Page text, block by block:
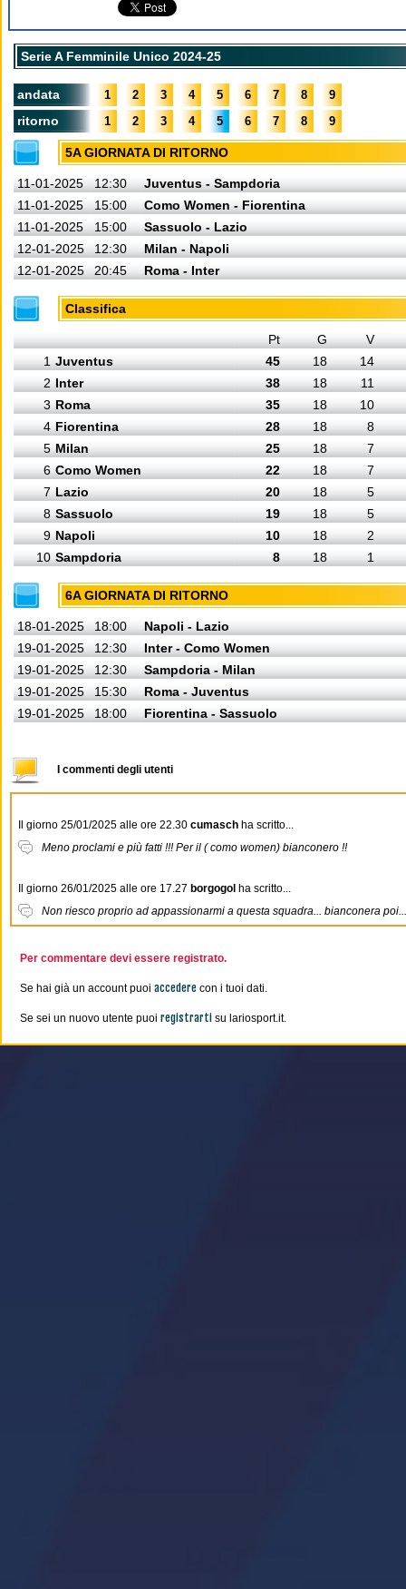
Serie A Femminile Unico 2024-25
andata 1 2 3 4 5 6 7 8 9
ritorno 1 2 3 4 5 6 7 8 9
5A GIORNATA DI RITORNO
11-01-2025 12:30
Juventus - Sampdoria
11-01-2025
15:00
Como Women - Fiorentina
11-01-2025
15:00
Sassuolo - Lazio
12-01-2025
12:30
Milan - Napoli
12-01-2025
20:45 Roma - Inter
Classifica
Pt G
V
1 Juventus 45 18
14
2 Inter 38 18
11
3 Roma 35 18
10
4 Fiorentina 28 18
8
5 Milan 25 18
7
6 Como Women 22 18
7
7 Lazio 20 18
5
8 Sassuolo 19 18
5
9 Napoli 10 18
2
10 Sampdoria 8 18 1
6A GIORNATA DI RITORNO
18-01-2025 18:00
Napoli - Lazio
19-01-2025
12:30
Inter - Como Women
19-01-2025
12:30
Sampdoria - Milan
19-01-2025
15:30
Roma - Juventus
19-01-2025
18:00 Fiorentina - Sassuolo
I commenti degli utenti
Il giorno 25/01/2025 alle ore 22.30 cumasch ha scritto...
Meno proclami e più fatti !!! Per il ( como women) bianconero !!
Il giorno 26/01/2025 alle ore 17.27 borgogol ha scritto...
Non riesco proprio ad appassionarmi a questa squadra... bianconera poi...
Per commentare devi essere registrato.
Se hai già un account puoi accedere con i tuoi dati.
Se sei un nuovo utente puoi registrarti su lariosport.it.